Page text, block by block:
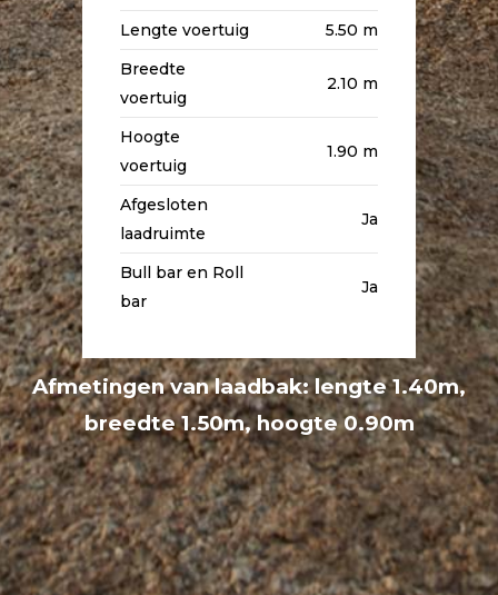
Lengte voertuig
5.50 m
Breedte
voertuig
2.10 m
Hoogte
voertuig
1.90 m
Afgesloten
laadruimte
Ja
Bull bar en Roll
bar
Ja
Afmetingen van laadbak: lengte 1.40m,
breedte 1.50m, hoogte 0.90m